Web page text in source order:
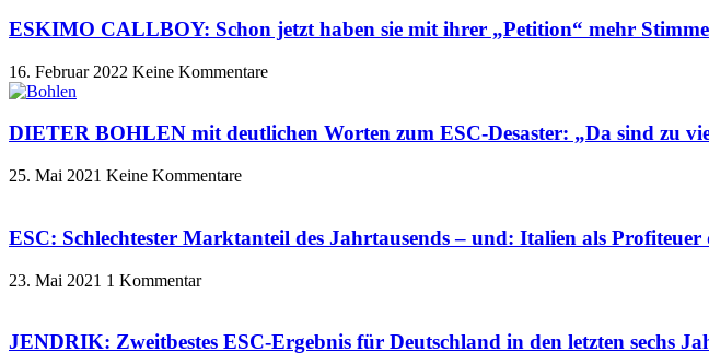
ESKIMO CALLBOY: Schon jetzt haben sie mit ihrer „Petition“ mehr
16. Februar 2022 Keine Kommentare
DIETER BOHLEN mit deutlichen Worten zum ESC-Desaster: „Da sind zu
25. Mai 2021 Keine Kommentare
ESC: Schlechtester Marktanteil des Jahrtausends – und: Italien als
23. Mai 2021 1 Kommentar
JENDRIK: Zweitbestes ESC-Ergebnis für Deutschland in den letzten sechs